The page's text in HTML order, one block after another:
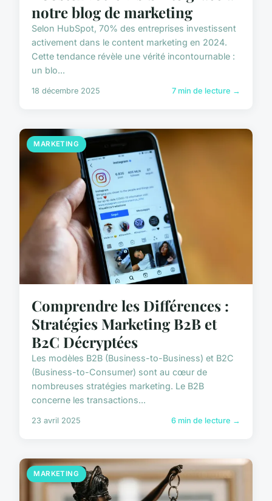
notre blog de marketing
Selon HubSpot, 70% des entreprises investissent
activement dans le content marketing en 2024.
Cette tendance révèle une vérité incontournable :
un blo...
18 décembre 2025 7 min de lecture →
MARKETING
Comprendre les Différences :
Stratégies Marketing B2B et
B2C Décryptées
Les modèles B2B (Business-to-Business) et B2C
(Business-to-Consumer) sont au cœur de
nombreuses stratégies marketing. Le B2B
concerne les transactions...
23 avril 2025 6 min de lecture →
MARKETING